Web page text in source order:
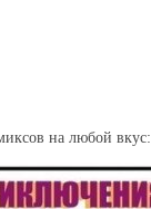
на любой вкус: